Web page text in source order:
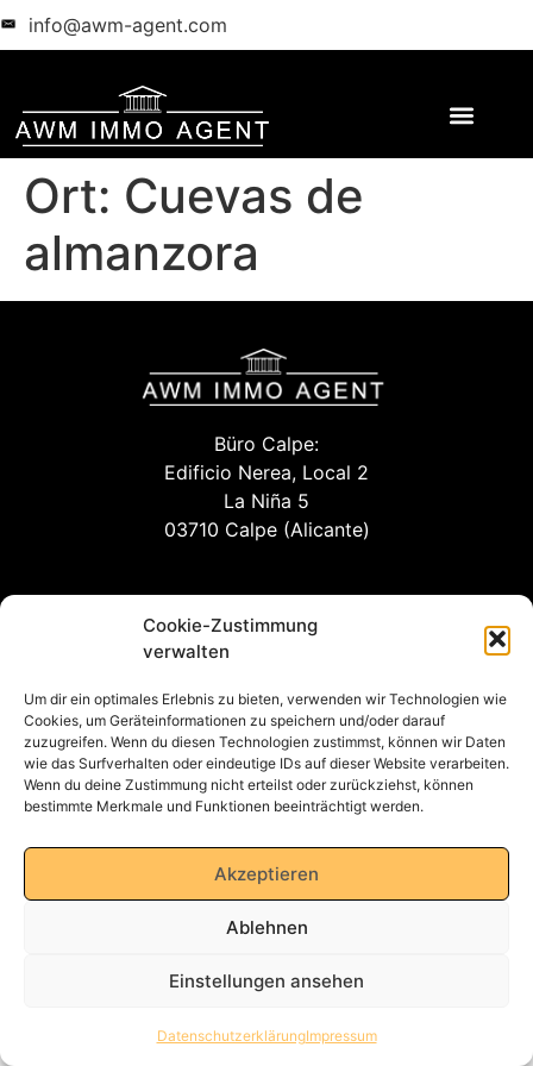
Cookie-Zustimmung
verwalten
Um dir ein optimales Erlebnis zu bieten, verwenden wir Technologien wie
Cookies, um Geräteinformationen zu speichern und/oder darauf
zuzugreifen. Wenn du diesen Technologien zustimmst, können wir Daten
wie das Surfverhalten oder eindeutige IDs auf dieser Website verarbeiten.
Wenn du deine Zustimmung nicht erteilst oder zurückziehst, können
bestimmte Merkmale und Funktionen beeinträchtigt werden.
Akzeptieren
Ablehnen
Einstellungen ansehen
DatenschutzerklärungImpressum
info@awm-agent.com
Ort: Cuevas de
almanzora
Büro Calpe:
Edificio Nerea, Local 2
La Niña 5
03710 Calpe (Alicante)
info@awm-agent.com
Datenschutzerklärung
AGB